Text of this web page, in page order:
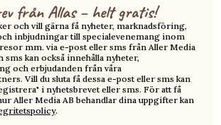
från Allas – helt gratis!
och vill gärna få nyheter, marknadsföring,
inbjudningar till specialevenemang inom
mm. via e-post eller sms från Aller Media
sms kan också innehålla nyheter,
och erbjudanden från våra
Vill du sluta få dessa e-post eller sms kan
i nyhetsbrevet eller sms. För att få
Aller Media AB behandlar dina uppgifter kan
.